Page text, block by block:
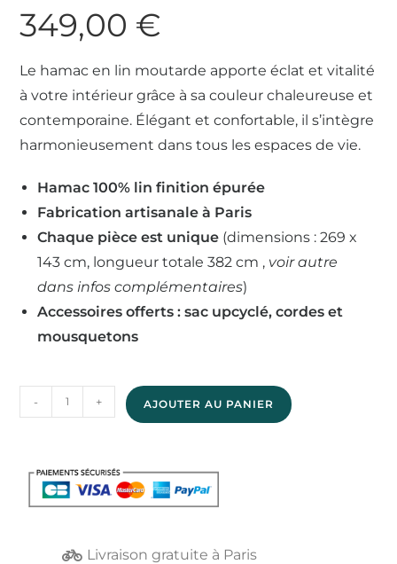
sur 5
basé sur
client
349,00 €
Le hamac en lin moutarde apporte éclat et vitalité
à votre intérieur grâce à sa couleur chaleureuse et
contemporaine. Élégant et confortable, il s’intègre
harmonieusement dans tous les espaces de vie.
Hamac 100% lin finition épurée
Fabrication artisanale à Paris
Chaque pièce est unique (dimensions : 269 x
143 cm, longueur totale 382 cm , voir autre
dans infos complémentaires)
Accessoires offerts : sac upcyclé, cordes et
mousquetons
- + AJOUTER AU PANIER
Livraison gratuite à Paris